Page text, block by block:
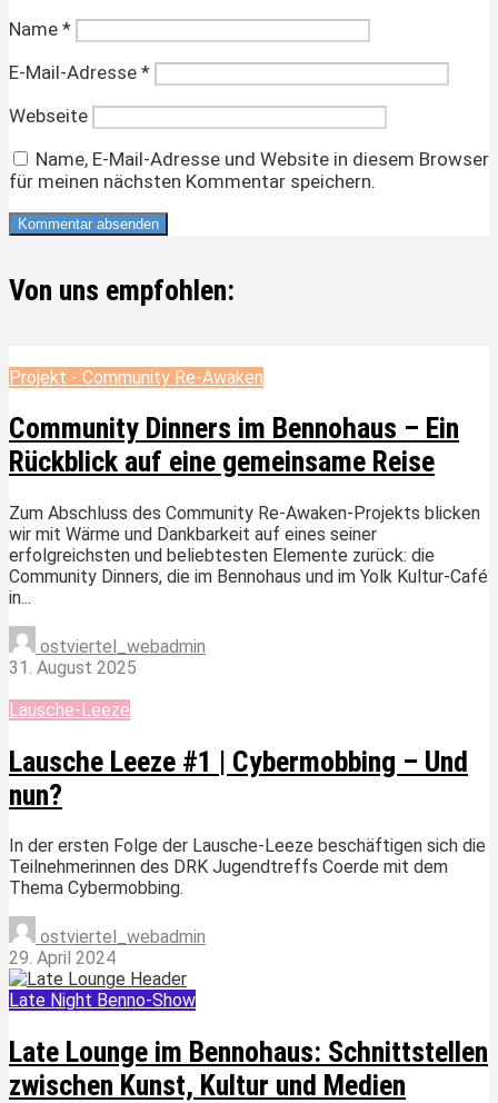
Name *
E-Mail-Adresse *
Webseite
Name, E-Mail-Adresse und Website in diesem Browser
für meinen nächsten Kommentar speichern.
Von uns empfohlen:
Projekt - Community Re-Awaken
Community Dinners im Bennohaus – Ein
Rückblick auf eine gemeinsame Reise
Zum Abschluss des Community Re-Awaken-Projekts blicken
wir mit Wärme und Dankbarkeit auf eines seiner
erfolgreichsten und beliebtesten Elemente zurück: die
Community Dinners, die im Bennohaus und im Yolk Kultur-Café
in...
ostviertel_webadmin
31. August 2025
Lausche-Leeze
Lausche Leeze #1 | Cybermobbing – Und
nun?
In der ersten Folge der Lausche-Leeze beschäftigen sich die
Teilnehmerinnen des DRK Jugendtreffs Coerde mit dem
Thema Cybermobbing.
ostviertel_webadmin
29. April 2024
Late Night Benno-Show
Late Lounge im Bennohaus: Schnittstellen
zwischen Kunst, Kultur und Medien